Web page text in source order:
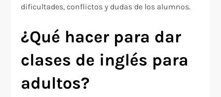
dificultades, conflictos y dudas de los alumnos.
¿Qué hacer para dar
clases de inglés para
adultos?